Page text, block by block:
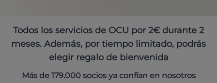
Todos los servicios de OCU por 2€ durante 2
meses. Además, por tiempo limitado, podrás
elegir regalo de bienvenida
Más de 179.000 socios ya confían en nosotros